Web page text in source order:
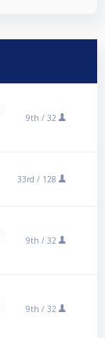
9th / 32
33rd / 128
9th / 32
9th / 32